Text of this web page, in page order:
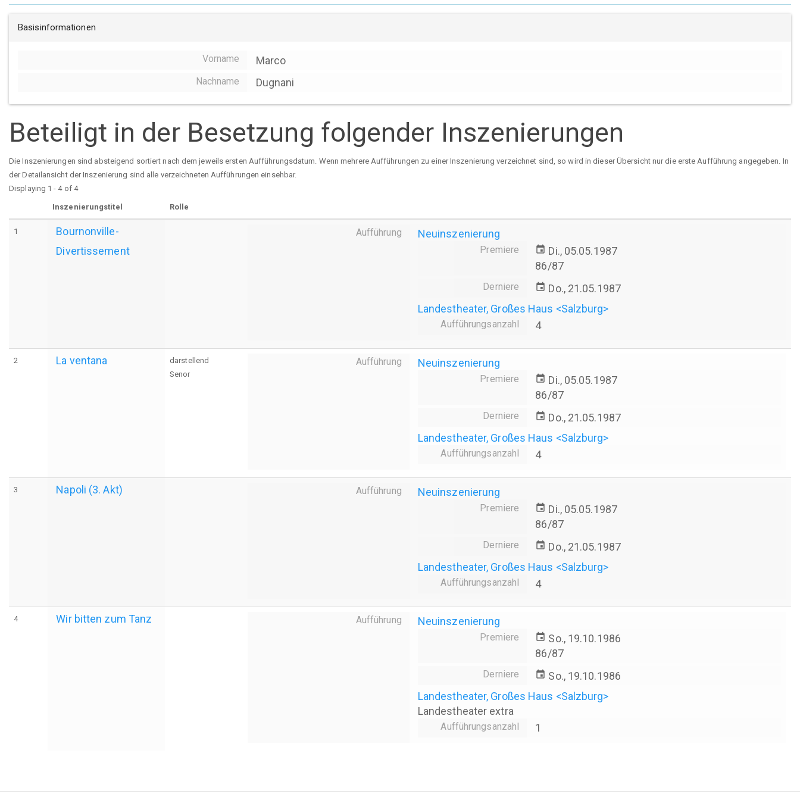
Basisinformationen
Vorname Marco
Nachname Dugnani
Beteiligt in der Besetzung folgender Inszenierungen
Die Inszenierungen sind absteigend sortiert nach dem jeweils ersten Aufführungsdatum. Wenn mehrere Aufführungen zu einer Inszenierung verzeichnet sind, so wird in dieser Übersicht nur die erste Aufführung angegeben. In
der Detailansicht der Inszenierung sind alle verzeichneten Aufführungen einsehbar.
Displaying 1 - 4 of 4
Inszenierungstitel Rolle
1
Bournonville-
Divertissement
Aufführung Neuinszenierung
Premiere event Di., 05.05.1987
86/87
Derniere event Do., 21.05.1987
Landestheater, Großes Haus <Salzburg>
Aufführungsanzahl 4
2 La ventana
darstellend
Senor
Aufführung Neuinszenierung
Premiere event Di., 05.05.1987
86/87
Derniere event Do., 21.05.1987
Landestheater, Großes Haus <Salzburg>
Aufführungsanzahl 4
3 Napoli (3. Akt) Aufführung Neuinszenierung
Premiere event Di., 05.05.1987
86/87
Derniere event Do., 21.05.1987
Landestheater, Großes Haus <Salzburg>
Aufführungsanzahl 4
4 Wir bitten zum Tanz Aufführung Neuinszenierung
Premiere event So., 19.10.1986
86/87
Derniere event So., 19.10.1986
Landestheater, Großes Haus <Salzburg>
Landestheater extra
Aufführungsanzahl 1